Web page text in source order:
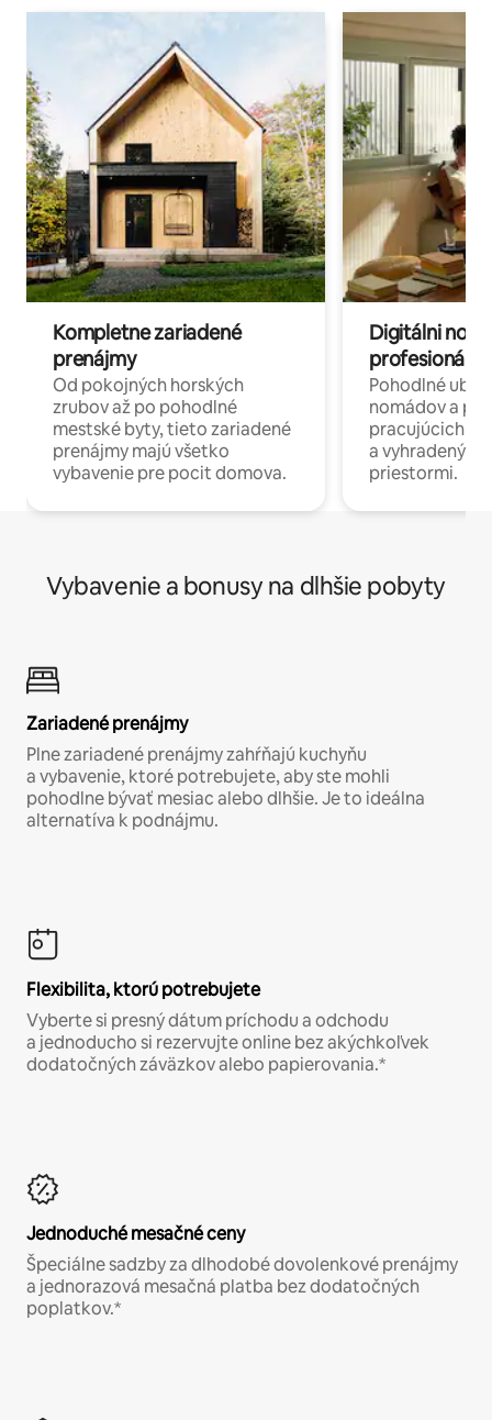
Kompletne zariadené
prenájmy
Od pokojných horských
zrubov až po pohodlné
mestské byty, tieto zariadené
prenájmy majú všetko
vybavenie pre pocit domova.
Digitálni
profesionáli
Pohodlné
nomádov a
pracujúcich
a
priestormi.
Vybavenie a bonusy na dlhšie pobyty
Zariadené prenájmy
Plne zariadené prenájmy zahŕňajú kuchyňu
a vybavenie, ktoré potrebujete, aby ste mohli
pohodlne bývať mesiac alebo dlhšie. Je to ideálna
alternatíva k podnájmu.
Flexibilita, ktorú potrebujete
Vyberte si presný dátum príchodu a odchodu
a jednoducho si rezervujte online bez akýchkoľvek
dodatočných záväzkov alebo papierovania.*
Jednoduché mesačné ceny
Špeciálne sadzby za dlhodobé dovolenkové prenájmy
a jednorazová mesačná platba bez dodatočných
poplatkov.*